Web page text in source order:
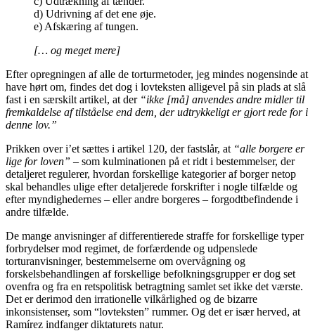
d) Udrivning af det ene øje.
e) Afskæring af tungen.
[… og meget mere]
Efter opregningen af alle de torturmetoder, jeg mindes nogensinde at
have hørt om, findes det dog i lovteksten alligevel på sin plads at slå
fast i en særskilt artikel, at der “ikke [må] anvendes andre midler til
fremkaldelse af tilståelse end dem, der udtrykkeligt er gjort rede for i
denne lov.”
Prikken over i’et sættes i artikel 120, der fastslår, at “alle borgere er
lige for loven” – som kulminationen på et ridt i bestemmelser, der
detaljeret regulerer, hvordan forskellige kategorier af borger netop
skal behandles ulige efter detaljerede forskrifter i nogle tilfælde og
efter myndighedernes – eller andre borgeres – forgodtbefindende i
andre tilfælde.
De mange anvisninger af differentierede straffe for forskellige typer
forbrydelser mod regimet, de forfærdende og udpenslede
torturanvisninger, bestemmelserne om overvågning og
forskelsbehandlingen af forskellige befolkningsgrupper er dog set
ovenfra og fra en retspolitisk betragtning samlet set ikke det værste.
Det er derimod den irrationelle vilkårlighed og de bizarre
inkonsistenser, som “lovteksten” rummer. Og det er især herved, at
Ramírez indfanger diktaturets natur.